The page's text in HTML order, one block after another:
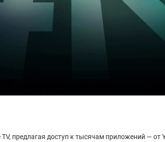
предлагая доступ к тысячам приложений —